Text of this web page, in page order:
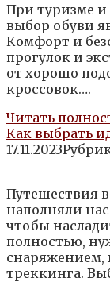
При туризме
выбор обуви
Комфорт и
прогулок и
от хорошо
кроссовок….
Читать
Как выбрать
17.11.2023
Путешествия в
наполняли
чтобы
полностью,
снаряжением,
треккинга.